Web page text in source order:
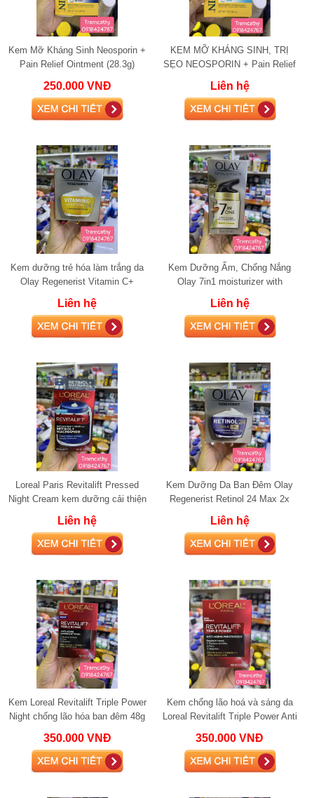
Kem Mỡ Kháng Sinh Neosporin +
Pain Relief Ointment (28.3g)
250.000 VNĐ
KEM MỠ KHÁNG SINH, TRỊ
SẸO NEOSPORIN + Pain Relief
Cream
Liên hệ
Kem dưỡng trẻ hóa làm trắng da
Olay Regenerist Vitamin C+
Peptide 24 48g
Liên hệ
Kem Dưỡng Ẩm, Chống Nắng
Olay 7in1 moisturizer with
sunscreen SPF 30
Liên hệ
Loreal Paris Revitalift Pressed
Night Cream kem dưỡng cải thiện
da đều màu và chống lão hóa
Liên hệ
Kem Dưỡng Da Ban Đêm Olay
Regenerist Retinol 24 Max 2x
Vitamin B3
Liên hệ
Kem Loreal Revitalift Triple Power
Night chống lão hóa ban đêm 48g
350.000 VNĐ
Kem chống lão hoá và sáng da
Loreal Revitalift Triple Power Anti
350.000 VNĐ